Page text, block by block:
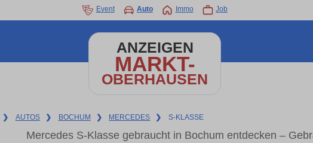
Event Auto Immo Job
ANZEIGEN
MARKT-
OBERHAUSEN
❯ AUTOS ❯ BOCHUM ❯ MERCEDES ❯ S-KLASSE
Mercedes S-Klasse gebraucht in Bochum entdecken –